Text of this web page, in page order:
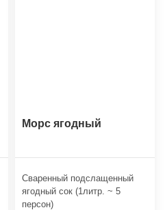
Морс ягодный
Сваренный подслащенный
ягодный сок (1литр. ~ 5
персон)